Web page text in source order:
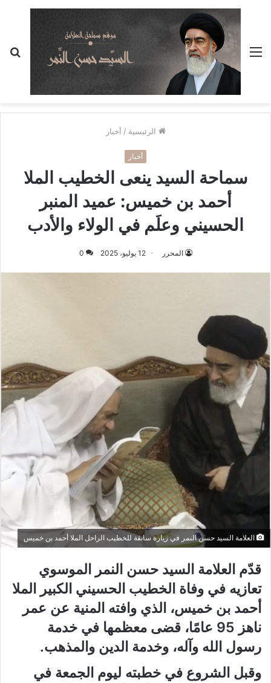
القائمة
الرئيسية / أخبار
أخبار
سماحة السيد ينعى الخطيب الملا
أحمد بن خميس: عميد المنبر
الحسيني وعلَم في الولاء والأدب
المحرر 12 يوليو، 2025 0
العلامة السيد حسن النمر في زيارة سابقة للخطيب الراحل الملا أحمد بن خميس
قدّم العلامة السيد حسن النمر الموسوي
تعازيه في وفاة الخطيب الحسيني الكبير الملا
أحمد بن خميس، الذي وافته المنية عن عمر
ناهز 95 عامًا، قضى معظمها في خدمة
رسول الله وآله، وخدمة الدين والمذهب.
وقبل الشروع في خطبته ليوم الجمعة في